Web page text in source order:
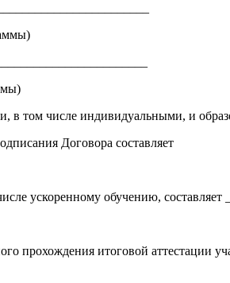
в том числе индивидуальными, и
Договора составляет
ускоренному обучению, составляет
прохождения итоговой аттестации